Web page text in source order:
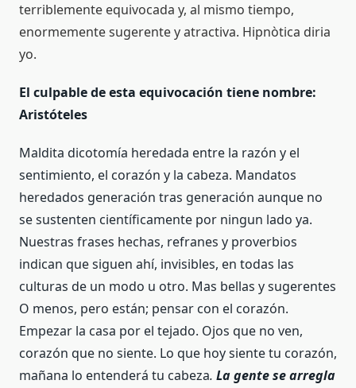
terriblemente equivocada y, al mismo tiempo,
enormemente sugerente y atractiva. Hipnòtica diria
yo.
El culpable de esta equivocación tiene nombre:
Aristóteles
Maldita dicotomía heredada entre la razón y el
sentimiento, el corazón y la cabeza. Mandatos
heredados generación tras generación aunque no
se sustenten científicamente por ningun lado ya.
Nuestras frases hechas, refranes y proverbios
indican que siguen ahí, invisibles, en todas las
culturas de un modo u otro. Mas bellas y sugerentes
O menos, pero están; pensar con el corazón.
Empezar la casa por el tejado. Ojos que no ven,
corazón que no siente. Lo que hoy siente tu corazón,
mañana lo entenderá tu cabeza. La gente se arregla